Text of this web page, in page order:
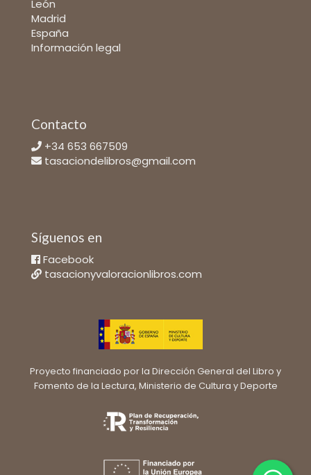
León
Madrid
España
Información legal
Contacto
+34 653 667509
tasaciondelibros@gmail.com
Síguenos en
Facebook
tasacionyvaloracionlibros.com
Proyecto financiado por la Dirección General del Libro y
Fomento de la Lectura, Ministerio de Cultura y Deporte